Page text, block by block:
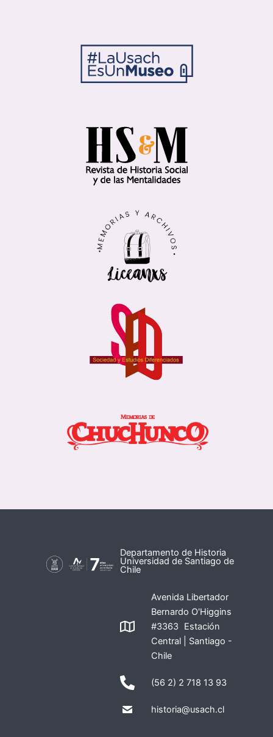
Departamento de Historia
Universidad de Santiago de
Chile
Avenida Libertador
Bernardo O'Higgins
#3363 Estación
Central | Santiago -
Chile
(56 2) 2 718 13 93
historia@usach.cl